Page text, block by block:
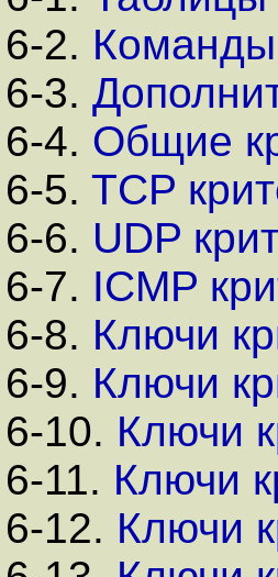
6-2. Команды
6-3.
6-4. Общие
6-5. TCP
6-6. UDP
6-7. ICMP
6-8. Ключи
6-9. Ключи
6-10. Ключи
6-11. Ключи
6-12. Ключи